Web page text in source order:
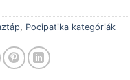
, Pocipatika kategóriák